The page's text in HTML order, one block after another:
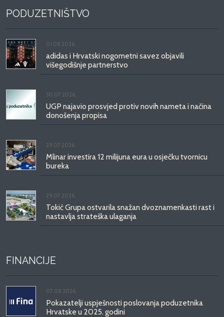
PODUZETNIŠTVO
01.08.2026.
adidas i Hrvatski nogometni savez objavili
višegodišnje partnerstvo
30.07.2026.
UGP najavio prosvjed protiv novih nameta i načina
donošenja propisa
29.07.2026.
Mlinar investira 12 milijuna eura u osječku tvornicu
bureka
29.07.2026.
Tokić Grupa ostvarila snažan dvoznamenkasti rast i
nastavlja strateška ulaganja
FINANCIJE
07.08.2026.
Pokazatelji uspješnosti poslovanja poduzetnika
Hrvatske u 2025. godini